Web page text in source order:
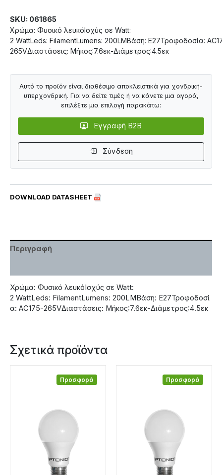
SKU: 061865
Χρώμα: Φυσικό λευκόΙσχύς σε Watt:
2 WattLeds: FilamentLumens: 200LMΒάση: Ε27Τροφοδοσία:
265VΔιαστάσεις: Μήκος:7.6εκ-Διάμετρος:4.5εκ
DOWNLOAD DATASHEET
Αυτό το προϊόν είναι διαθέσιμο αποκλειστικά για χονδρική-
υπερχονδρική. Για να δείτε τιμές ή να κάνετε μια αγορά,
επιλέξτε μια επιλογή παρακάτω:
Εγγραφή B2B
Σύνδεση
Περιγραφή
Χρώμα: Φυσικό λευκόΙσχύς σε Watt:
2 WattLeds: FilamentLumens: 200LMΒάση: Ε27Τροφοδοσί
α: AC175-265VΔιαστάσεις: Μήκος:7.6εκ-Διάμετρος:4.5εκ
Σχετικά προϊόντα
Προσφορά Προσφορά